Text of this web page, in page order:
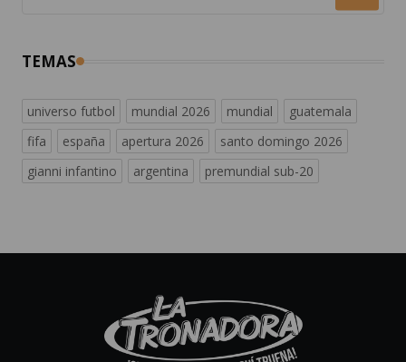
TEMAS
universo futbol mundial 2026 mundial
guatemala
fifa
españa apertura 2026
santo domingo 2026
gianni infantino
argentina premundial sub-20